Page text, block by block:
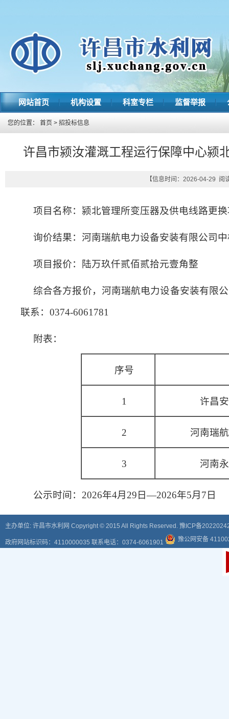
网站首页 机构设置 科室专栏 监督举报
您的位置： 首页 > 招投标信息
许昌市颍汝灌溉工程运行保障中心颍
【信息时间：2026-04-29 阅
项目名称：颍北管理所变压器及供电线路更
询价结果：河南瑞航电力设备安装有限公司
项目报价：陆万玖仟贰佰贰拾元壹角整
综合各方报价，河南瑞航电力设备安装有限
联系：0374-6061781
附表：
序号
1 许昌
2 河南瑞
3 河南
公示时间：2026年4月29日—2026年5月7日
主办单位: 许昌市水利网 Copyright © 2015 All Rights Reserved. 豫ICP备
政府网站标识码：4110000035 联系电话：0374-6061901 豫公网安备